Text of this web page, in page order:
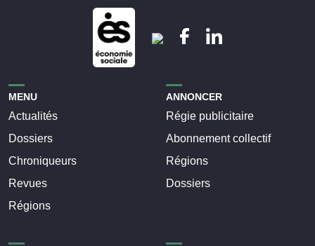
MENU
Actualités
Dossiers
Chroniqueurs
Revues
Régions
ANNONCER
Régie publicitaire
Abonnement collectif
Régions
Dossiers